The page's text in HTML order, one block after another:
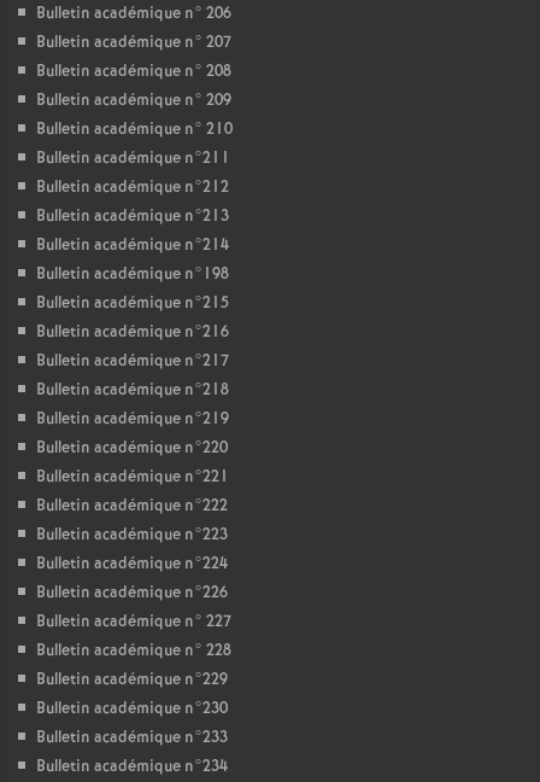
Bulletin académique n° 206
Bulletin académique n° 207
Bulletin académique n° 208
Bulletin académique n° 209
Bulletin académique n° 210
Bulletin académique n°211
Bulletin académique n°212
Bulletin académique n°213
Bulletin académique n°214
Bulletin académique n°198
Bulletin académique n°215
Bulletin académique n°216
Bulletin académique n°217
Bulletin académique n°218
Bulletin académique n°219
Bulletin académique n°220
Bulletin académique n°221
Bulletin académique n°222
Bulletin académique n°223
Bulletin académique n°224
Bulletin académique n°226
Bulletin académique n° 227
Bulletin académique n° 228
Bulletin académique n°229
Bulletin académique n°230
Bulletin académique n°233
Bulletin académique n°234